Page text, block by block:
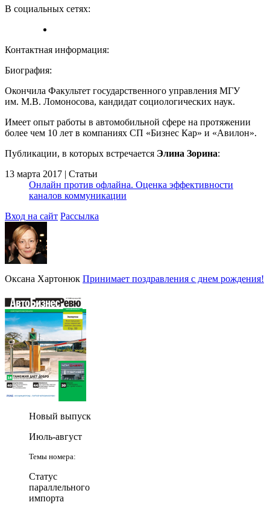
В социальных сетях:
Контактная информация:
Биография:
Окончила Факультет государственного управления МГУ
им. М.В. Ломоносова, кандидат социологических наук.
Имеет опыт работы в автомобильной сфере на протяжении
более чем 10 лет в компаниях СП «Бизнес Кар» и «Авилон».
Публикации, в которых встречается Элина Зорина:
13 марта 2017 | Статьи
Онлайн против офлайна. Оценка эффективности
каналов коммуникации
Вход на сайт Рассылка
Оксана Хартонюк Принимает поздравления с днем рождения!
Новый выпуск
Июль-август
Темы номера:
Статус
параллельного
импорта